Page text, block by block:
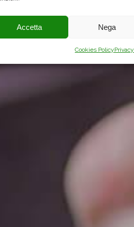
Accetta Nega
Cookies Policy
è